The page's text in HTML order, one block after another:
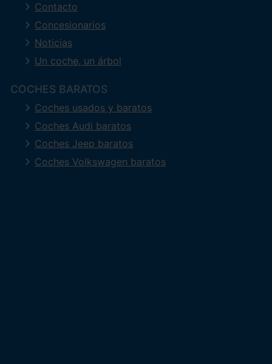
Contacto
Concesionarios
Noticias
Un coche, un árbol
COCHES BARATOS
Coches usados y baratos
Coches Audi baratos
Coches Jeep baratos
Coches Volkswagen baratos